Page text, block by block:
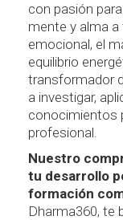
con pasión
mente y alma
emocional, el
equilibrio
transformador
a investigar,
conocimientos
profesional.
Nuestro
tu desarrollo
formación
Dharma360, te